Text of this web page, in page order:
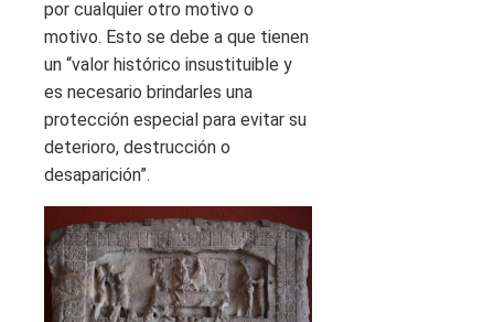
por cualquier otro motivo o
motivo. Esto se debe a que tienen
un “valor histórico insustituible y
es necesario brindarles una
protección especial para evitar su
deterioro, destrucción o
desaparición”.